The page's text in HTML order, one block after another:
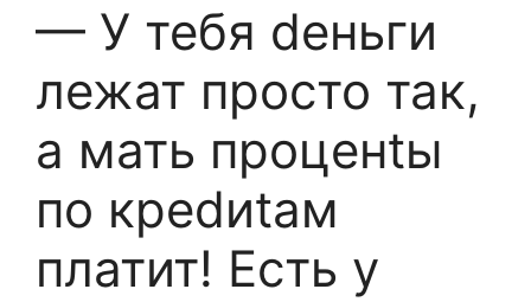
— У тебя dеньги
лежат просто так,
а мать проценtы
по креdиtам
платит! Есть у